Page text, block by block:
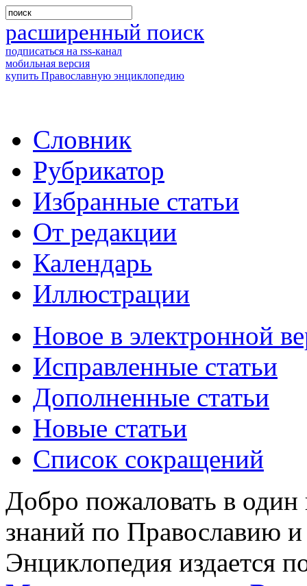
расширенный поиск
подписаться на rss-канал
мобильная версия
купить Православную энциклопедию
Словник
Рубрикатор
Избранные статьи
От редакции
Календарь
Иллюстрации
Новое в электронной
Исправленные статьи
Дополненные статьи
Новые статьи
Список сокращений
Добро пожаловать в
знаний по Православию
Энциклопедия издается